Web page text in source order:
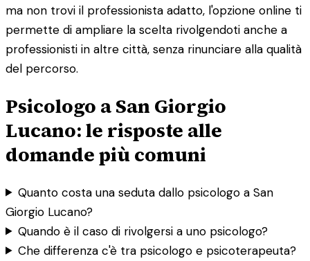
ma non trovi il professionista adatto, l'opzione online ti
permette di ampliare la scelta rivolgendoti anche a
professionisti in altre città, senza rinunciare alla qualità
del percorso.
Psicologo a San Giorgio
Lucano: le risposte alle
domande più comuni
Quanto costa una seduta dallo psicologo a San
Giorgio Lucano?
Quando è il caso di rivolgersi a uno psicologo?
Che differenza c'è tra psicologo e psicoterapeuta?